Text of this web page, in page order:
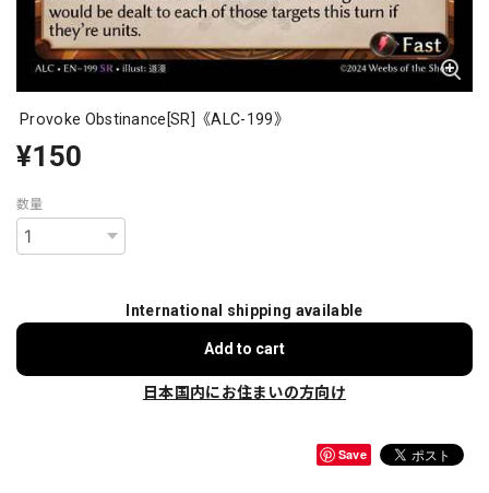
Provoke Obstinance[SR]《ALC-199》
¥150
数量
International shipping available
Add to cart
日本国内にお住まいの方向け
Save